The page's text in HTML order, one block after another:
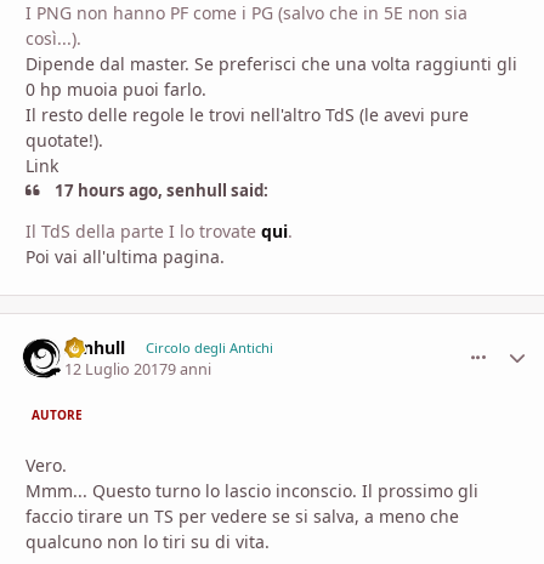
I PNG non hanno PF come i PG (salvo che in 5E non sia
così...).
Dipende dal master. Se preferisci che una volta raggiunti gli
0 hp muoia puoi farlo.
Il resto delle regole le trovi nell'altro TdS (le avevi pure
quotate!).
Link
17 hours ago, senhull said:
Il TdS della parte I lo trovate qui.
Poi vai all'ultima pagina.
senhull Circolo degli Antichi
12 Luglio 20179 anni
AUTORE
Vero.
Mmm... Questo turno lo lascio inconscio. Il prossimo gli
faccio tirare un TS per vedere se si salva, a meno che
qualcuno non lo tiri su di vita.